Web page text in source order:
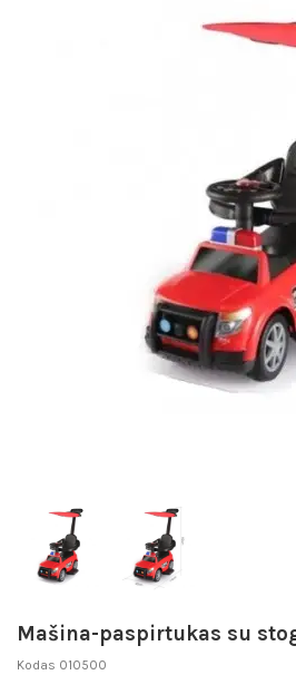
Mašina-paspirtukas su
Kodas 010500